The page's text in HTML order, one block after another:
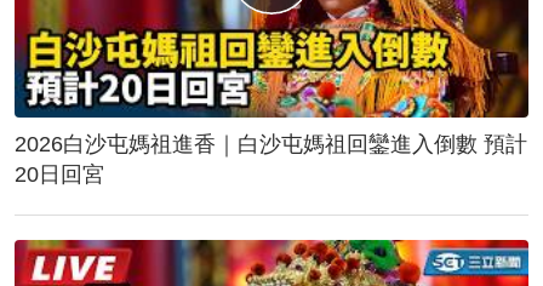
2026白沙屯媽祖進香｜白沙屯媽祖回鑾進入倒數 預計
20日回宮